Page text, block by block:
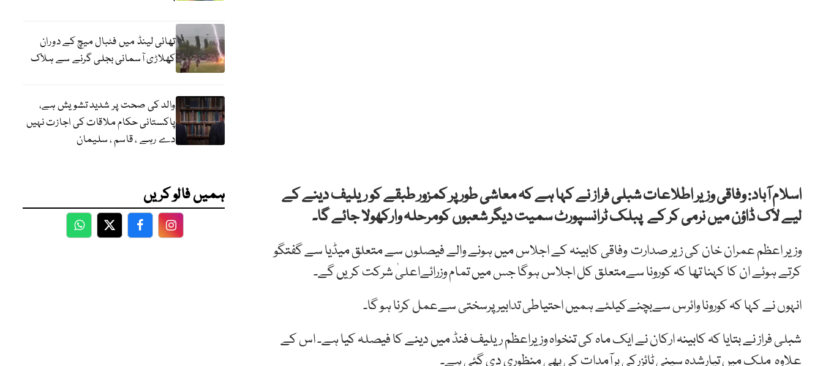
اسلام آباد: وفاقی وزیر اطلاعات شبلی فراز نے کہا ہے کہ معاشی طور پر کمزور طبقے کو ریلیف دینے کے
لیے لاک ڈاؤن میں نرمی کر کے پبلک ٹرانسپورٹ سمیت دیگر شعبوں کومرحلہ وارکھولا جائے گا۔
وزیر اعظم عمران خان کی زیر صدارت وفاقی کابینہ کے اجلاس میں ہونے والے فیصلوں سے متعلق میڈیا سے گفتگو
کرتے ہوئے ان کا کہنا تھا کہ کورونا سےمتعلق کل اجلاس ہوگا جس میں تمام وزرائےاعلیٰ شرکت کریں گے۔
انہوں نے کہا کہ کورونا وائرس سےبچنےکیلئے ہمیں احتیاطی تدابیر پرسختی سےعمل کرنا ہو گا۔
شبلی فراز نے بتایا کہ کابینہ ارکان نے ایک ماہ کی تنخواہ وزیراعظم ریلیف فنڈ میں دینے کا فیصلہ کیا ہے۔ اس کے
علاوہ ملک میں تیارشدہ سینی ٹائزرکی برآمدات کی بھی منظوری دی گئی ہے۔
تھائی لینڈ میں فٹبال میچ کے دوران
کھلاڑی آسمانی بجلی گرنے سے ہلاک
والد کی صحت پر شدید تشویش ہے،
پاکستانی حکام ملاقات کی اجازت نہیں
دے رہے ، قاسم ، سلیمان
ہمیں فالو کریں
WhatsApp
TwitterFacebookFacebook